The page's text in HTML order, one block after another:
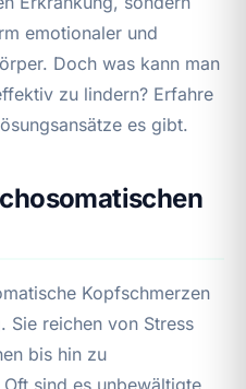
emotionaler und
Doch was kann man
zu lindern? Erfahre
es gibt.
Kopfschmerzen
Sie reichen von Stress
bis hin zu
sind es unbewältigte